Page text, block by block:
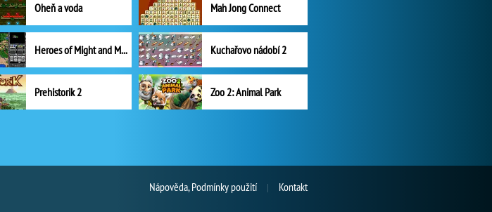
Oheň a voda Mah Jong Connect
Heroes of Might and Magic II Kuchařovo nádobí 2
Prehistorik 2 Zoo 2: Animal Park
Nápověda, Podmínky použití Kontakt